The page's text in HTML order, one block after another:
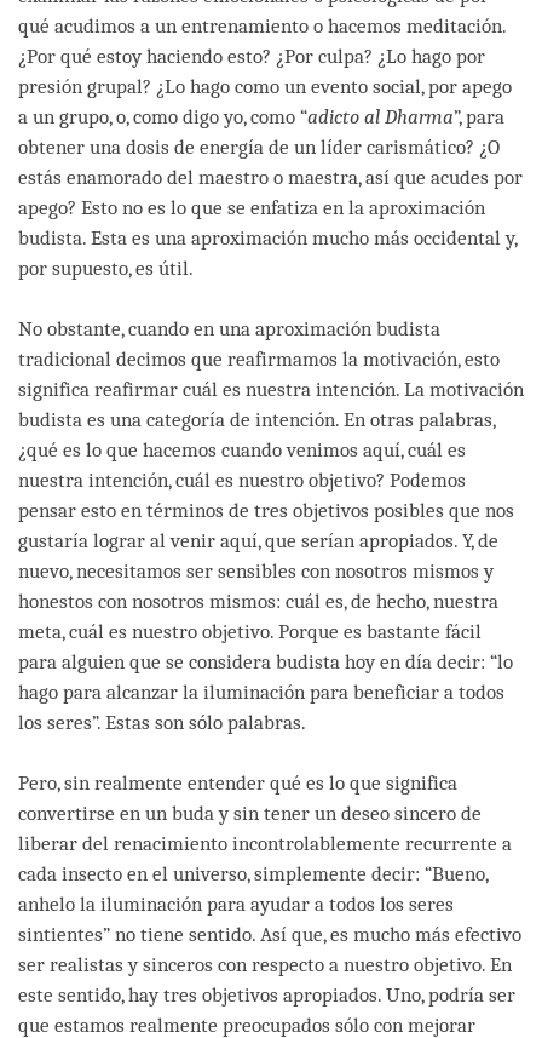
qué acudimos a un entrenamiento o hacemos meditación.
¿Por qué estoy haciendo esto? ¿Por culpa? ¿Lo hago por
presión grupal? ¿Lo hago como un evento social, por apego
a un grupo, o, como digo yo, como “adicto al Dharma”, para
obtener una dosis de energía de un líder carismático? ¿O
estás enamorado del maestro o maestra, así que acudes por
apego? Esto no es lo que se enfatiza en la aproximación
budista. Esta es una aproximación mucho más occidental y,
por supuesto, es útil.
No obstante, cuando en una aproximación budista
tradicional decimos que reafirmamos la motivación, esto
significa reafirmar cuál es nuestra intención. La motivación
budista es una categoría de intención. En otras palabras,
¿qué es lo que hacemos cuando venimos aquí, cuál es
nuestra intención, cuál es nuestro objetivo? Podemos
pensar esto en términos de tres objetivos posibles que nos
gustaría lograr al venir aquí, que serían apropiados. Y, de
nuevo, necesitamos ser sensibles con nosotros mismos y
honestos con nosotros mismos: cuál es, de hecho, nuestra
meta, cuál es nuestro objetivo. Porque es bastante fácil
para alguien que se considera budista hoy en día decir: “lo
hago para alcanzar la iluminación para beneficiar a todos
los seres”. Estas son sólo palabras.
Pero, sin realmente entender qué es lo que significa
convertirse en un buda y sin tener un deseo sincero de
liberar del renacimiento incontrolablemente recurrente a
cada insecto en el universo, simplemente decir: “Bueno,
anhelo la iluminación para ayudar a todos los seres
sintientes” no tiene sentido. Así que, es mucho más efectivo
ser realistas y sinceros con respecto a nuestro objetivo. En
este sentido, hay tres objetivos apropiados. Uno, podría ser
que estamos realmente preocupados sólo con mejorar